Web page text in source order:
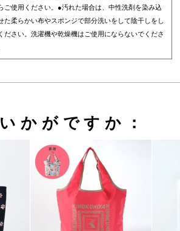
ご使用ください。●汚れた場合は、中性洗剤を染み込
た柔らかい布やスポンジで部分洗いをして陰干しをし
ださい。洗濯機や乾燥機はご使用にならないでくださ
かがですか：